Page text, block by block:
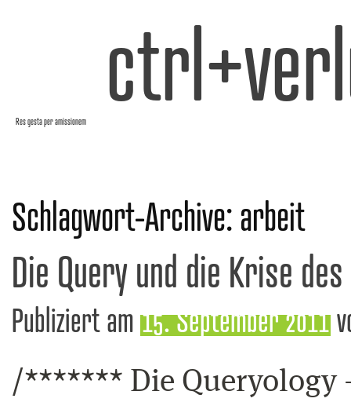
Res gesta per amissionem
Schlagwort-Archive:arbeit
Die Query und die Krise
Publiziert am 15. September 2011
/******* Die Queryology